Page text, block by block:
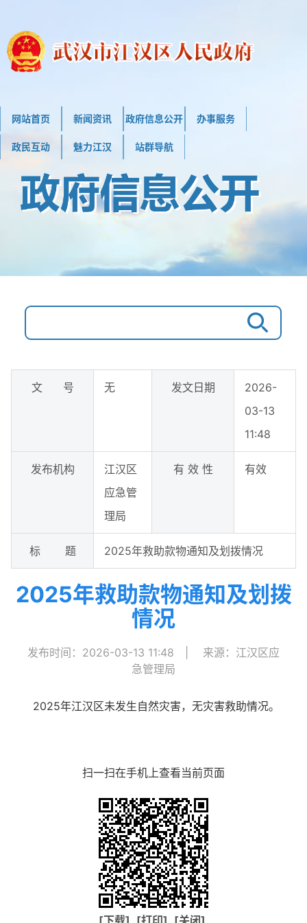
网站首页 新闻资讯 政府信息公开 办事服务
政民互动 魅力江汉 站群导航
文 号 无 发文日期
2026-
03-13
11:48
发布机构
江汉区
应急管
理局
有 效 性 有效
标 题 2025年救助款物通知及划拨情况
2025年救助款物通知及划拨
情况
发布时间：2026-03-13 11:48
来源：江汉区应
急管理局
2025年江汉区未发生自然灾害，无灾害救助情况。
扫一扫在手机上查看当前页面
[下载] [打印] [关闭]